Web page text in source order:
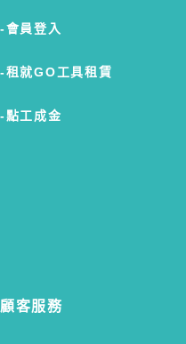
會員登入
租就GO工具租賃
點工成金
顧客服務